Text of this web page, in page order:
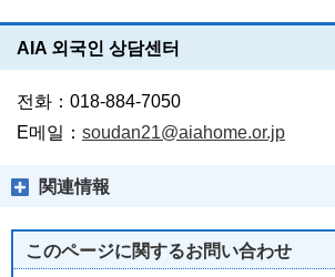
AIA 외국인 상담센터
전화：018-884-7050
E메일： soudan21@aiahome.or.jp
関連情報
このページに関するお問い合わせ